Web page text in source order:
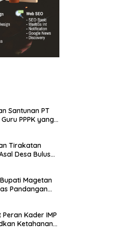
Santunan PT
PPPK yang
Tirakatan
Desa Bulus
Magetan
Pandangan
Kader IMP
Ketahanan